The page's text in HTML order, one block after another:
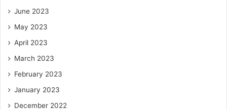
June 2023
May 2023
April 2023
March 2023
February 2023
January 2023
December 2022